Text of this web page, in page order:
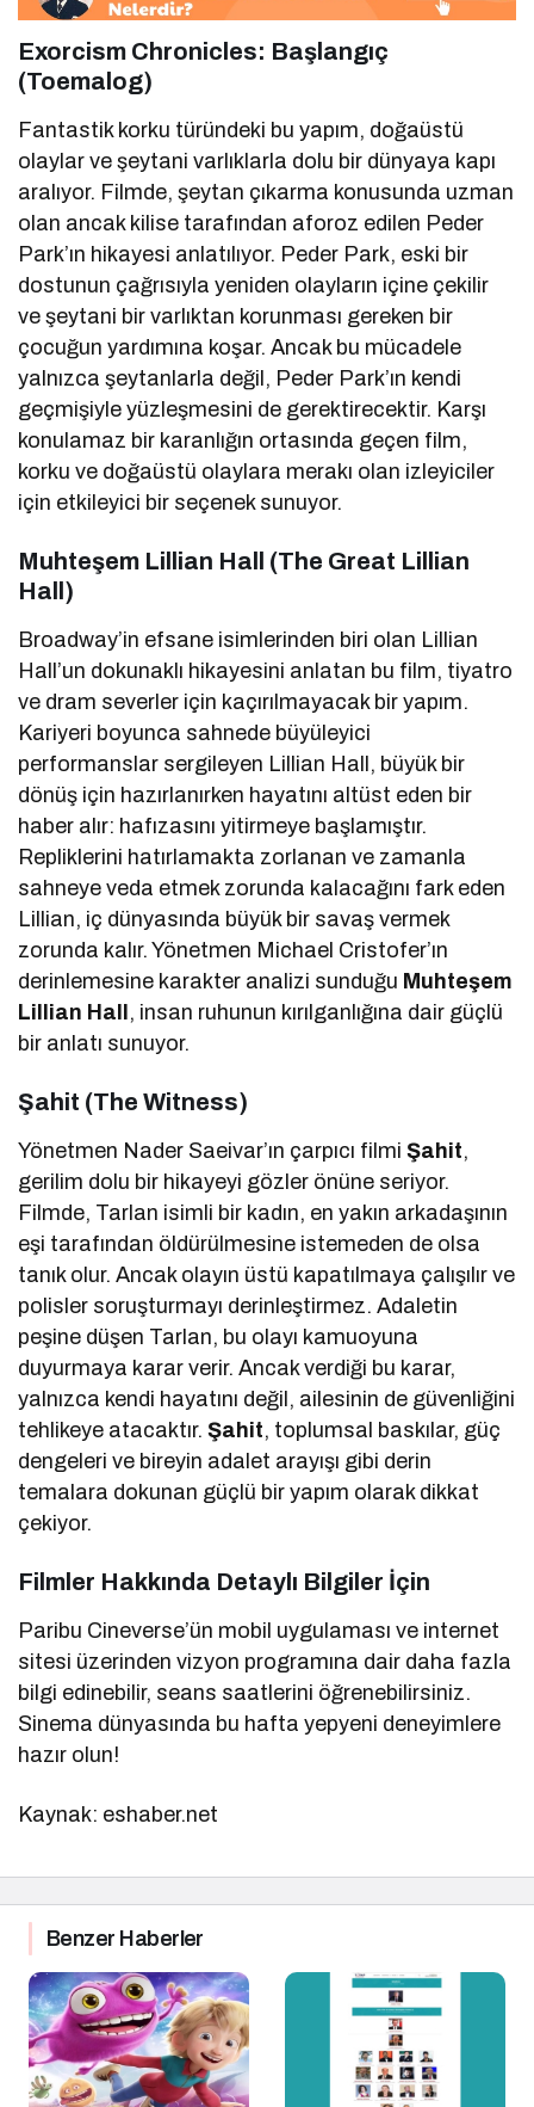
Exorcism Chronicles: Başlangıç
(Toemalog)
Fantastik korku türündeki bu yapım, doğaüstü
olaylar ve şeytani varlıklarla dolu bir dünyaya kapı
aralıyor. Filmde, şeytan çıkarma konusunda uzman
olan ancak kilise tarafından aforoz edilen Peder
Park’ın hikayesi anlatılıyor. Peder Park, eski bir
dostunun çağrısıyla yeniden olayların içine çekilir
ve şeytani bir varlıktan korunması gereken bir
çocuğun yardımına koşar. Ancak bu mücadele
yalnızca şeytanlarla değil, Peder Park’ın kendi
geçmişiyle yüzleşmesini de gerektirecektir. Karşı
konulamaz bir karanlığın ortasında geçen film,
korku ve doğaüstü olaylara merakı olan izleyiciler
için etkileyici bir seçenek sunuyor.
Muhteşem Lillian Hall (The Great Lillian
Hall)
Broadway’in efsane isimlerinden biri olan Lillian
Hall’un dokunaklı hikayesini anlatan bu film, tiyatro
ve dram severler için kaçırılmayacak bir yapım.
Kariyeri boyunca sahnede büyüleyici
performanslar sergileyen Lillian Hall, büyük bir
dönüş için hazırlanırken hayatını altüst eden bir
haber alır: hafızasını yitirmeye başlamıştır.
Repliklerini hatırlamakta zorlanan ve zamanla
sahneye veda etmek zorunda kalacağını fark eden
Lillian, iç dünyasında büyük bir savaş vermek
zorunda kalır. Yönetmen Michael Cristofer’ın
derinlemesine karakter analizi sunduğu Muhteşem
Lillian Hall , insan ruhunun kırılganlığına dair güçlü
bir anlatı sunuyor.
Şahit (The Witness)
Yönetmen Nader Saeivar’ın çarpıcı filmiŞahit,
gerilim dolu bir hikayeyi gözler önüne seriyor.
Filmde, Tarlan isimli bir kadın, en yakın arkadaşının
eşi tarafından öldürülmesine istemeden de olsa
tanık olur. Ancak olayın üstü kapatılmaya çalışılır ve
polisler soruşturmayı derinleştirmez. Adaletin
peşine düşen Tarlan, bu olayı kamuoyuna
duyurmaya karar verir. Ancak verdiği bu karar,
yalnızca kendi hayatını değil, ailesinin de güvenliğini
tehlikeye atacaktır.Şahit, toplumsal baskılar, güç
dengeleri ve bireyin adalet arayışı gibi derin
temalara dokunan güçlü bir yapım olarak dikkat
çekiyor.
Filmler Hakkında Detaylı Bilgiler İçin
Paribu Cineverse’ün mobil uygulaması ve internet
sitesi üzerinden vizyon programına dair daha fazla
bilgi edinebilir, seans saatlerini öğrenebilirsiniz.
Sinema dünyasında bu hafta yepyeni deneyimlere
hazır olun!
Kaynak: eshaber.net
Benzer Haberler